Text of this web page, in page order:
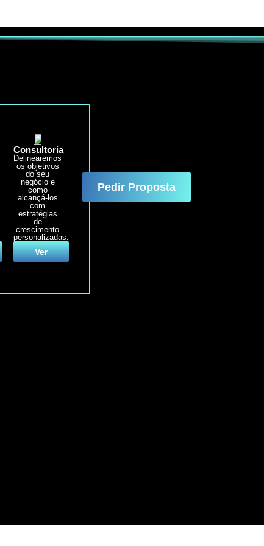
Consultoria
Delinearemos
os objetivos
do seu
negócio e
como
alcançá-los
com
estratégias
de
crescimento
personalizadas.
Ver
Pedir Proposta